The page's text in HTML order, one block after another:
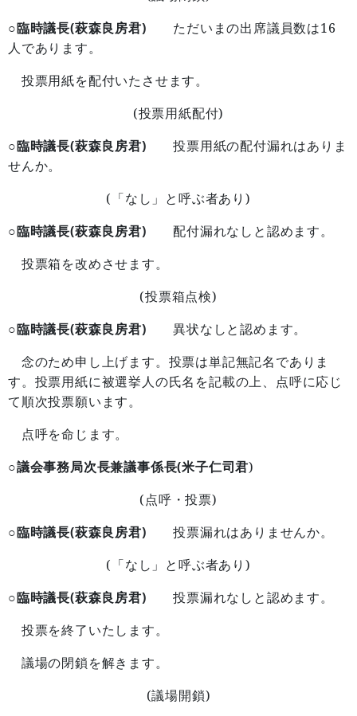
○臨時議長(萩森良房君) ただいまの出席議員数は16
人であります。
投票用紙を配付いたさせます。
(投票用紙配付)
○臨時議長(萩森良房君) 投票用紙の配付漏れはありま
せんか。
( 「なし」と呼ぶ者あり )
○臨時議長(萩森良房君) 配付漏れなしと認めます。
投票箱を改めさせます。
(投票箱点検)
○臨時議長(萩森良房君) 異状なしと認めます。
念のため申し上げます。投票は単記無記名でありま
す。投票用紙に被選挙人の氏名を記載の上、点呼に応じ
て順次投票願います。
点呼を命じます。
○議会事務局次長兼議事係長(米子仁司君)
( 点呼・投票)
○臨時議長(萩森良房君) 投票漏れはありませんか。
( 「なし」と呼ぶ者あり )
○臨時議長(萩森良房君) 投票漏れなしと認めます。
投票を終了いたします。
議場の閉鎖を解きます。
(議場開鎖)